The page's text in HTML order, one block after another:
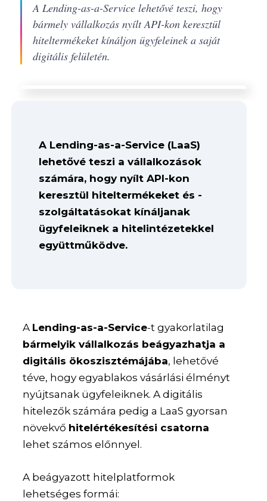
A Lending-as-a-Service lehetővé teszi, hogy
bármely vállalkozás nyílt API-kon keresztül
hiteltermékeket kínáljon ügyfeleinek a saját
digitális felületén.
A Lending-as-a-Service (LaaS)
lehetővé teszi a vállalkozások
számára, hogy nyílt API-kon
keresztül hiteltermékeket és -
szolgáltatásokat kínáljanak
ügyfeleiknek a hitelintézetekkel
együttműködve.
A Lending-as-a-Service-t gyakorlatilag
bármelyik vállalkozás beágyazhatja a
digitális ökoszisztémájába, lehetővé
téve, hogy egyablakos vásárlási élményt
nyújtsanak ügyfeleiknek. A digitális
hitelezők számára pedig a LaaS gyorsan
növekvő hitelértékesítési csatorna
lehet számos előnnyel.
A beágyazott hitelplatformok
lehetséges formái: